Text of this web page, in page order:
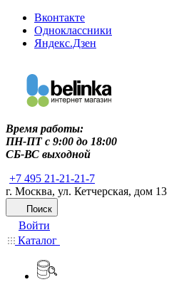
Вконтакте
Одноклассники
Яндекс.Дзен
Время работы:
ПН-ПТ c 9:00 до 18:00
СБ-ВС выходной
+7 495 21-21-21-7
г. Москва, ул. Кетчерская, дом 13
Поиск
Войти
Каталог